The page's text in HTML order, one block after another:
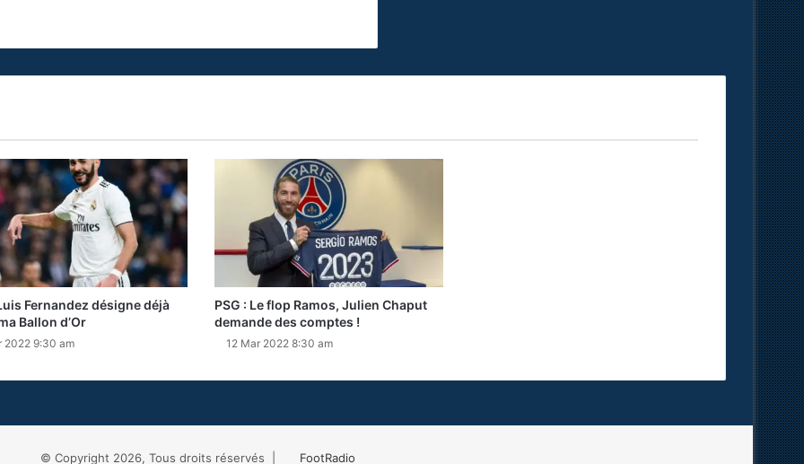
Fernandez désigne déjà
Ballon d’Or
2022 9:30 am
PSG : Le flop Ramos, Julien Chaput
demande des comptes !
12 Mar 2022 8:30 am
© Copyright 2026, Tous droits réservés | FootRadio